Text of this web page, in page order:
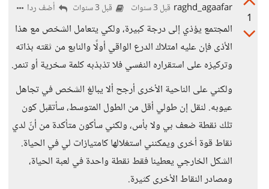
1
raghd_agaafar قبل 3 سنوات قبل 3 سنوات أضف ردا
المجتمع يؤذي إلى درجة كبيرة، ولكي يتعامل الشخص مع هذا
الأذى فإن عليه امتلاك الدرع الواقي أولًا والنابع من ثقته بذاته
وتركيزه على استقراره النفسي فلا تذبذبه كلمة سخرية أو تنمر.
ولكني على الناحية الأخرى أرجح ألا يبالغ الشخص في تجاهل
عيوبه. لنقل إن طولي أقل من الطول المتوسط، سأتقبل كون
تلك نقطة ضعف بي ولا بأس، ولكني سأكون متأكدة من أنّ لدي
نقاط قوة أخرى ويمكنني استغلالها كامتيازات لي في الحياة.
الشكل الخارجي يعطينا فقط نقطة واحدة في لعبة الحياة،
ومصادر النقاط الأخرى كثيرة.